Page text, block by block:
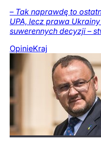
– Tak naprawdę to
UPA, lecz prawa
suwerennych decyzji –
OpinieKraj